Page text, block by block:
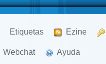
Etiquetas Ezine
Webchat Ayuda